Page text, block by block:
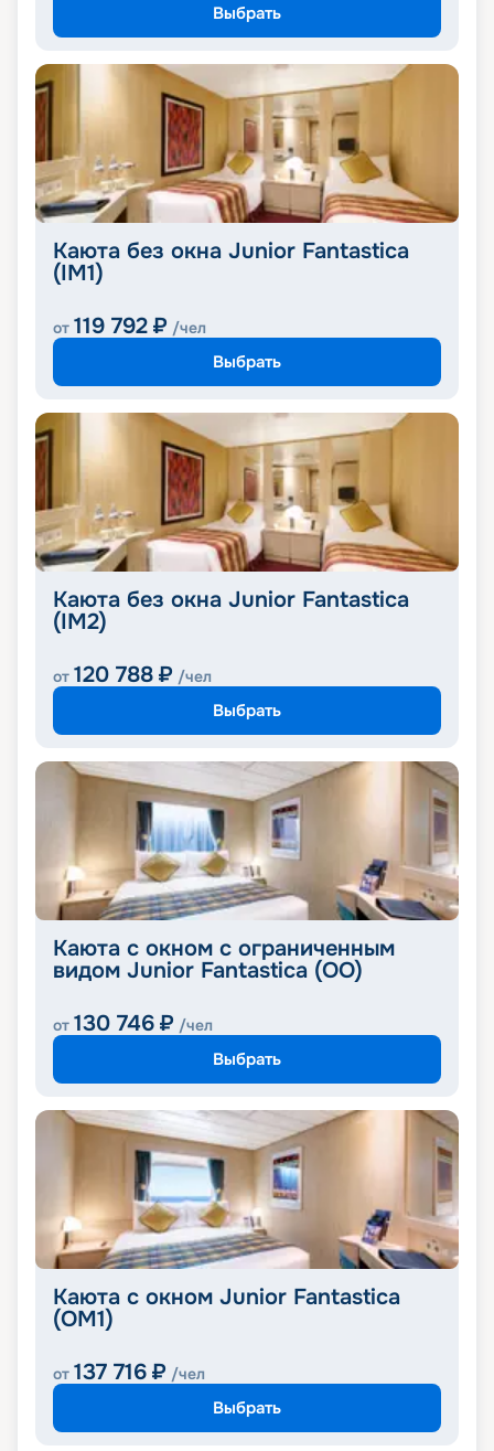
Выбрать
Каюта без окна Junior Fantastica
(IM1)
от 119 792 ₽ /чел
Выбрать
Каюта без окна Junior Fantastica
(IM2)
от 120 788 ₽ /чел
Выбрать
Каюта с окном с ограниченным
видом Junior Fantastica (OO)
от 130 746 ₽ /чел
Выбрать
Каюта с окном Junior Fantastica
(OM1)
от 137 716 ₽ /чел
Выбрать